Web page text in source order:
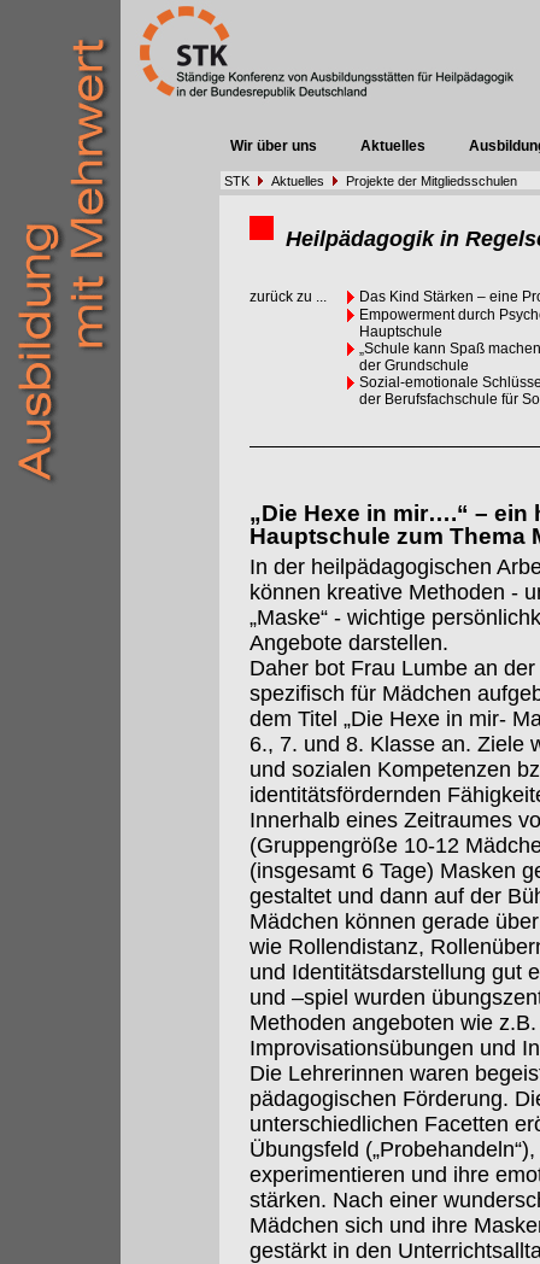
Wir über uns Aktuelles
STK Aktuelles Projekte der Mitgliedsschulen
Heilpädagogik in
zurück zu ...
Das Kind Stärken – eine
Empowerment durch
Hauptschule
„Schule kann Spaß
der Grundschule
Sozial-emotionale
der Berufsfachschule für
„Die Hexe in mir….“ –
Hauptschule zum Thema
In der heilpädagogischen
können kreative Methoden -
„Maske“ - wichtige
Angebote darstellen.
Daher bot Frau Lumbe an
spezifisch für Mädchen
dem Titel „Die Hexe in mir-
6., 7. und 8. Klasse an. Ziele
und sozialen Kompetenzen
identitätsfördernden
Innerhalb eines Zeitraumes
(Gruppengröße 10-12
(insgesamt 6 Tage) Masken
gestaltet und dann auf der
Mädchen können gerade
wie Rollendistanz,
und Identitätsdarstellung gut
und –spiel wurden
Methoden angeboten wie
Improvisationsübungen und
Die Lehrerinnen waren
pädagogischen Förderung.
unterschiedlichen Facetten
Übungsfeld
experimentieren und ihre
stärken. Nach einer
Mädchen sich und ihre
gestärkt in den